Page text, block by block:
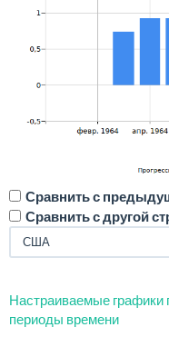
Сравнить с
Сравнить с другой
Настраиваемые графики
периоды времени